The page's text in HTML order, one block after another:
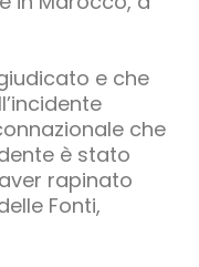
e che
che
è stato
rapinato
Fonti,